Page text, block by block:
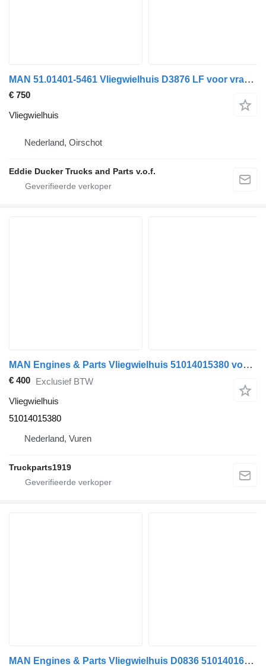
MAN 51.01401-5461 Vliegwielhuis D3876 LF voor vrachtwagen
€ 750
Vliegwielhuis
Nederland, Oirschot
Eddie Ducker Trucks and Parts v.o.f.
MAN Engines & Parts Vliegwielhuis 51014015380 voor vrachtwagen
€ 400 Exclusief BTW
Vliegwielhuis
51014015380
Nederland, Vuren
Truckparts1919
MAN Engines & Parts Vliegwielhuis D0836 51014016213 voor vrachtwagen